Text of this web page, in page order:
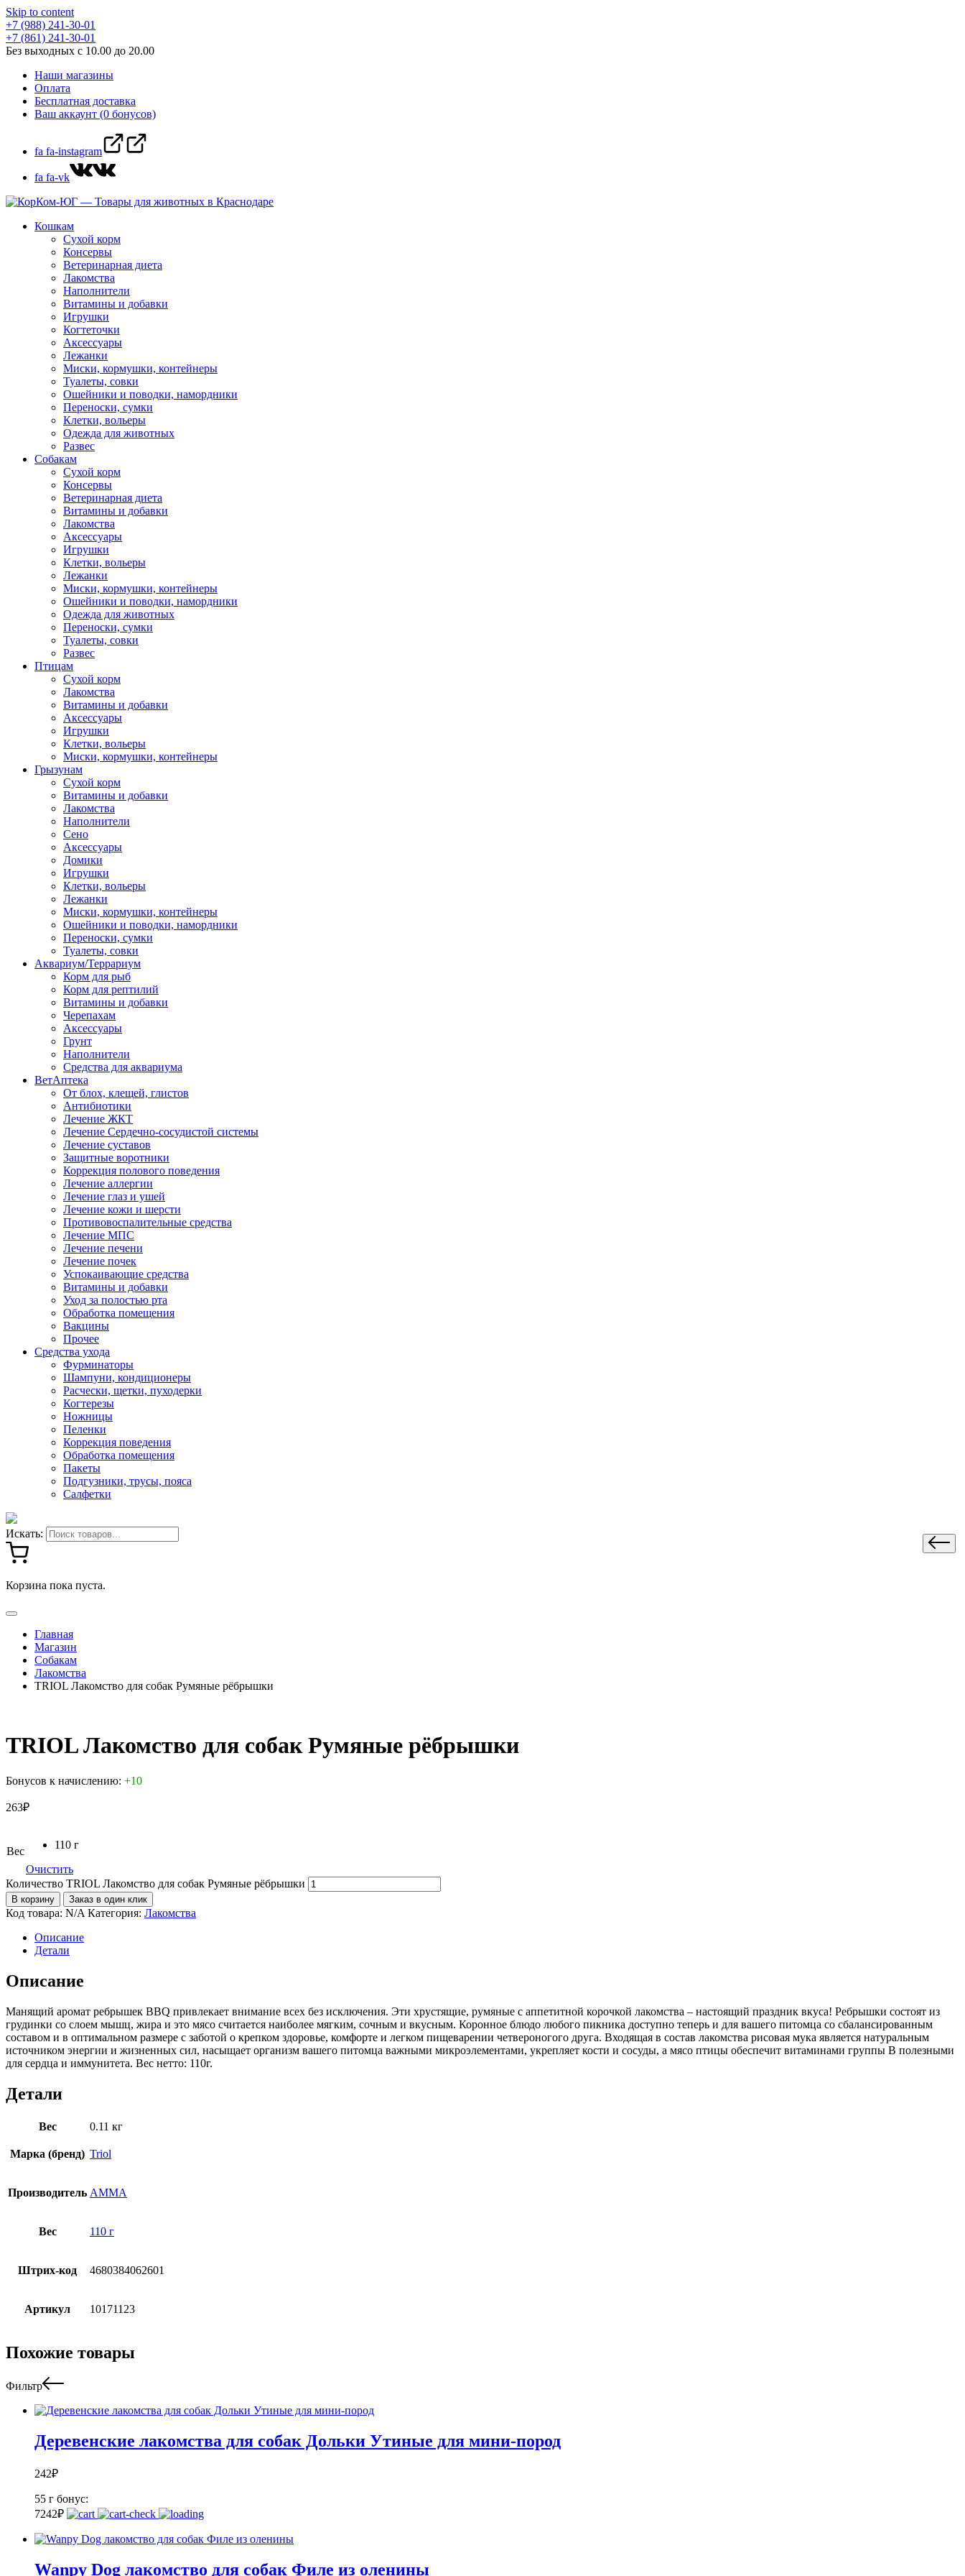
Skip to content
+7 (988) 241-30-01
+7 (861) 241-30-01
Без выходных с 10.00 до 20.00
Наши магазины
Оплата
Бесплатная доставка
Ваш аккаунт (0 бонусов)
fa fa-instagram
fa fa-vk
Кошкам
Сухой корм
Консервы
Ветеринарная диета
Лакомства
Наполнители
Витамины и добавки
Игрушки
Когтеточки
Аксессуары
Лежанки
Миски, кормушки, контейнеры
Туалеты, совки
Ошейники и поводки, намордники
Переноски, сумки
Клетки, вольеры
Одежда для животных
Развес
Собакам
Сухой корм
Консервы
Ветеринарная диета
Витамины и добавки
Лакомства
Аксессуары
Игрушки
Клетки, вольеры
Лежанки
Миски, кормушки, контейнеры
Ошейники и поводки, намордники
Одежда для животных
Переноски, сумки
Туалеты, совки
Развес
Птицам
Сухой корм
Лакомства
Витамины и добавки
Аксессуары
Игрушки
Клетки, вольеры
Миски, кормушки, контейнеры
Грызунам
Сухой корм
Витамины и добавки
Лакомства
Наполнители
Сено
Аксессуары
Домики
Игрушки
Клетки, вольеры
Лежанки
Миски, кормушки, контейнеры
Ошейники и поводки, намордники
Переноски, сумки
Туалеты, совки
Аквариум/Террариум
Корм для рыб
Корм для рептилий
Витамины и добавки
Черепахам
Аксессуары
Грунт
Наполнители
Средства для аквариума
ВетАптека
От блох, клещей, глистов
Антибиотики
Лечение ЖКТ
Лечение Сердечно-сосудистой системы
Лечение суставов
Защитные воротники
Коррекция полового поведения
Лечение аллергии
Лечение глаз и ушей
Лечение кожи и шерсти
Противовоспалительные средства
Лечение МПС
Лечение печени
Лечение почек
Успокаивающие средства
Витамины и добавки
Уход за полостью рта
Обработка помещения
Вакцины
Прочее
Средства ухода
Фурминаторы
Шампуни, кондиционеры
Расчески, щетки, пуходерки
Когтерезы
Ножницы
Пеленки
Коррекция поведения
Обработка помещения
Пакеты
Подгузники, трусы, пояса
Салфетки
Искать:
Корзина пока пуста.
Главная
Магазин
Собакам
Лакомства
TRIOL Лакомство для собак Румяные рёбрышки
TRIOL Лакомство для собак Румяные рёбрышки
Бонусов к начислению: +10
263₽
Вес
110 г
Очистить
Количество TRIOL Лакомство для собак Румяные рёбрышки
В корзину Заказ в один клик
Код товара: N/A Категория: Лакомства
Описание
Детали
Описание
Манящий аромат ребрышек BBQ привлекает внимание всех без исключения. Эти хрустящие, румяные с аппетитной корочкой лакомства – настоящий праздник вкуса! Ребрышки состоят из
грудинки со слоем мышц, жира и это мясо считается наиболее мягким, сочным и вкусным. Коронное блюдо любого пикника доступно теперь и для вашего питомца со сбалансированным
составом и в оптимальном размере с заботой о крепком здоровье, комфорте и легком пищеварении четвероногого друга. Входящая в состав лакомства рисовая мука является натуральным
источником энергии и жизненных сил, насыщает организм вашего питомца важными микроэлементами, укрепляет кости и сосуды, а мясо птицы обеспечит витаминами группы B полезными
для сердца и иммунитета. Вес нетто: 110г.
Детали
Вес 0.11 кг
Марка (бренд) Triol
Производитель АММА
Вес 110 г
Штрих-код 4680384062601
Артикул 10171123
Похожие товары
Фильтр
Деревенские лакомства для собак Дольки Утиные для мини-пород
242₽
55 г бонус:
7242₽
Wanpy Dog лакомство для собак Филе из оленины